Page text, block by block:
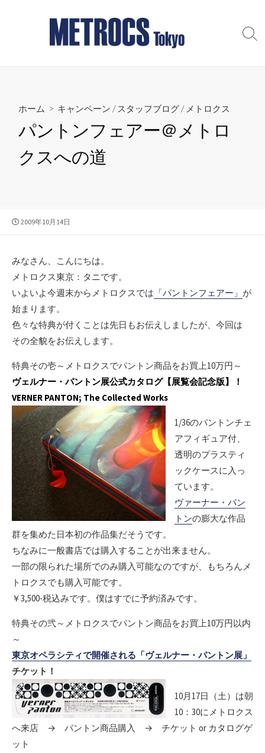
ツ
検
ホーム > キャンペーン / スタッフブログ / メトロクス
パントンフェアー＠メトロ
クスへの道
公
2009年10月14日
みなさん、こんにちは。
メトロクス東京：タニです。
いよいよ今週末からメトロクスでは 「パントンフェアー」 が
始まります。
色々な特典が付くことは先日もお伝えしましたが、今回は
その全貌をお伝えします。
特典その壱～メトロクスでパントン商品をお買上10万円～
ヴェルナー・パントン展公式カタログ【展覧会記念版】！
VERNER PANTON; The Collected Works
1/36のパントンチェ
アフィギュア付、
透明のプラスティ
ックケースに入っ
ています。
ヴァーナー・パン
トンの膨大な作品
群を集めた日本初の作品集だそうです。
ちなみに一般書店では購入することが出来ません。
一部の限られた場所でのみ購入可能なのですが、もちろんメ
トロクスでも購入可能です。
￥3,500-税込みです。僕はすでに予約済みです。
特典その弐～メトロクスでパントン商品をお買上10万円以内
～
東京オペラシティで開催される「ヴェルナー・パントン展」
チケット！
10月17日（土）は朝
10：30にメトロクス
へ来店 → パントン商品購入 → チケット or カタログゲ
ット